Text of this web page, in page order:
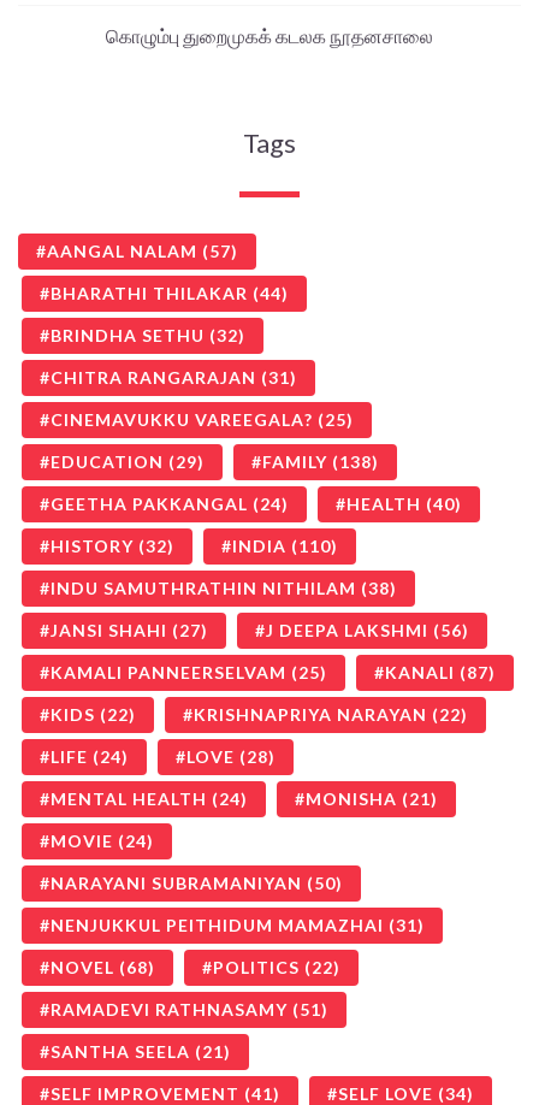
கொழும்பு துறைமுகக் கடலக நூதனசாலை
Tags
AANGAL NALAM (57)
BHARATHI THILAKAR (44)
BRINDHA SETHU (32)
CHITRA RANGARAJAN (31)
CINEMAVUKKU VAREEGALA? (25)
EDUCATION (29) FAMILY (138)
GEETHA PAKKANGAL (24) HEALTH (40)
HISTORY (32) INDIA (110)
INDU SAMUTHRATHIN NITHILAM (38)
JANSI SHAHI (27) J DEEPA LAKSHMI (56)
KAMALI PANNEERSELVAM (25) KANALI (87)
KIDS (22) KRISHNAPRIYA NARAYAN (22)
LIFE (24) LOVE (28)
MENTAL HEALTH (24) MONISHA (21)
MOVIE (24)
NARAYANI SUBRAMANIYAN (50)
NENJUKKUL PEITHIDUM MAMAZHAI (31)
NOVEL (68) POLITICS (22)
RAMADEVI RATHNASAMY (51)
SANTHA SEELA (21)
SELF IMPROVEMENT (41) SELF LOVE (34)